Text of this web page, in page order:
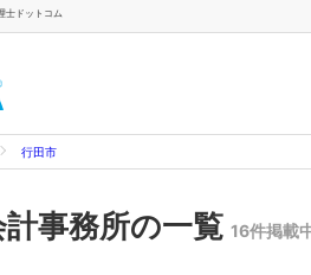
士ドットコム
行田市
事務所の一覧 16件掲載